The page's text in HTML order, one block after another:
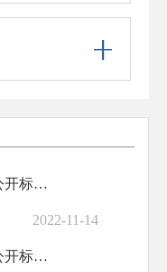
临夏县坡头乡冯魏村村务公开标准目录
2022-11-14
临夏县坡头乡冉坪村村务公开标准目录